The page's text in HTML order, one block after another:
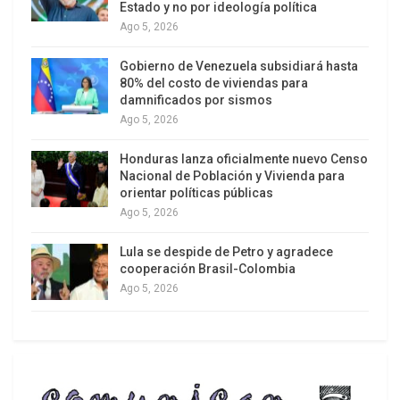
Landau advirtió que el Departamento de Estado
está evaluando, por orden del propio Trump, la
permanencia de Estados Unidos en diversos
organismos internacionales, incluida la OEA. «Para
ser sincero, no tengo claro cómo terminará esta
revisión», avisó el subsecretario de Estado.
Estado y no por ideología política
Ago 5, 2026
Gobierno de Venezuela subsidiará hasta
80% del costo de viviendas para
damnificados por sismos
Ago 5, 2026
Honduras lanza oficialmente nuevo Censo
Nacional de Población y Vivienda para
orientar políticas públicas
Ago 5, 2026
Lula se despide de Petro y agradece
cooperación Brasil-Colombia
Ago 5, 2026